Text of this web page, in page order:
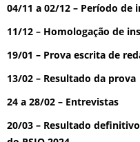
04/11 a 02/12 – Período de
11/12 – Homologação de
19/01 – Prova escrita de
13/02 – Resultado da prova
24 a 28/02 – Entrevistas
20/03 – Resultado